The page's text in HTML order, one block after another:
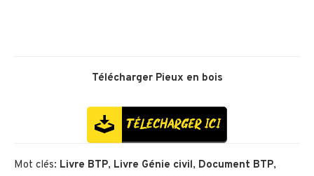
Télécharger Pieux en bois
Mot clés: Livre BTP, Livre Génie civil, Document BTP,